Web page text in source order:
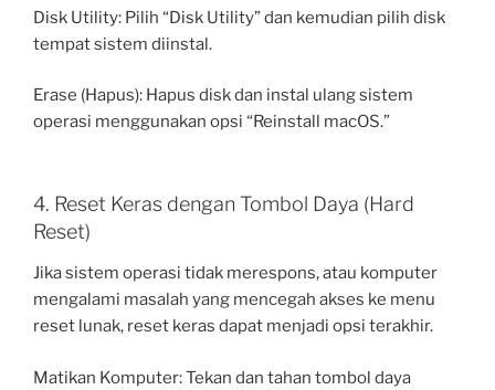
Disk Utility: Pilih “Disk Utility” dan kemudian pilih disk
tempat sistem diinstal.
Erase (Hapus): Hapus disk dan instal ulang sistem
operasi menggunakan opsi “Reinstall macOS.”
4. Reset Keras dengan Tombol Daya (Hard
Reset)
Jika sistem operasi tidak merespons, atau komputer
mengalami masalah yang mencegah akses ke menu
reset lunak, reset keras dapat menjadi opsi terakhir.
Matikan Komputer: Tekan dan tahan tombol daya